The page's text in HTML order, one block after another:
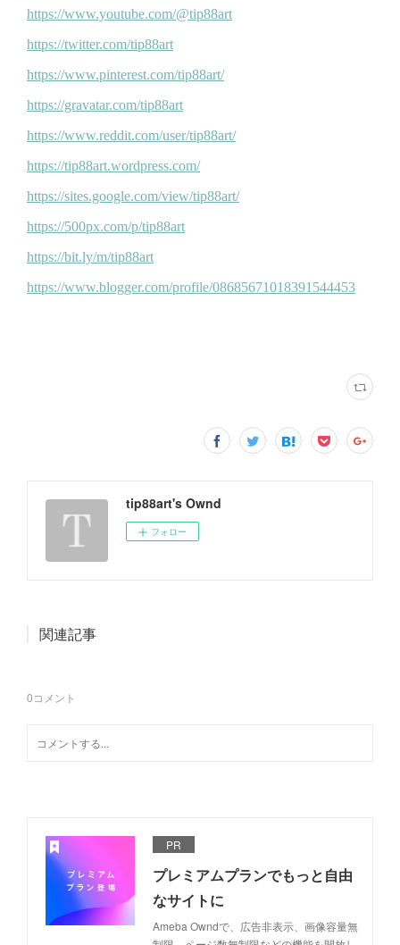
tip88art's Ownd
フォロー
関連記事
0コメント
PR
プレミアムプランでもっと自由
なサイトに
Ameba Owndで、広告非表示、画像容量無